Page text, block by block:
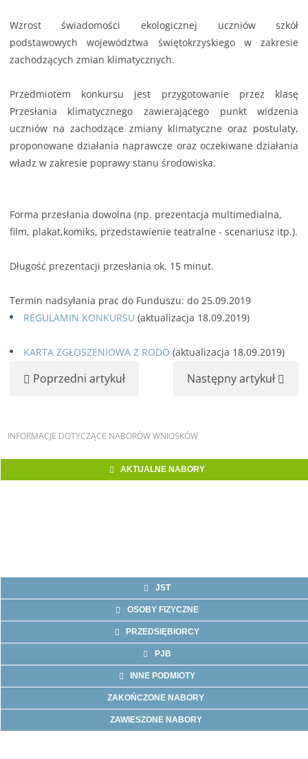
Wzrost świadomości ekologicznej uczniów szkół
podstawowych województwa świętokrzyskiego w zakresie
zachodzących zmian klimatycznych.
Przedmiotem konkursu jest przygotowanie przez klasę
Przesłania klimatycznego zawierającego punkt widzenia
uczniów na zachodzące zmiany klimatyczne oraz postulaty,
proponowane działania naprawcze oraz oczekiwane działania
władz w zakresie poprawy stanu środowiska.
Forma przesłania dowolna (np. prezentacja multimedialna,
film, plakat,komiks, przedstawienie teatralne - scenariusz itp.).
Długość prezentacji przesłania ok. 15 minut.
Termin nadsyłania prac do Funduszu: do 25.09.2019
REGULAMIN KONKURSU (aktualizacja 18.09.2019)
KARTA ZGŁOSZENIOWA Z RODO (aktualizacja 18.09.2019)
Poprzedni artykuł Następny artykuł
INFORMACJE DOTYCZĄCE NABORÓW WNIOSKÓW
AKTUALNE NABORY
JST
OSOBY FIZYCZNE
PRZEDSIĘBIORCY
PJB
INNE PODMIOTY
ZAKOŃCZONE NABORY
ZAWIESZONE NABORY